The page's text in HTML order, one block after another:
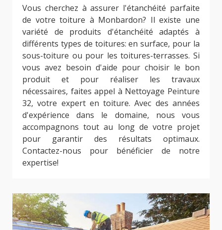
Vous cherchez à assurer l'étanchéité parfaite
de votre toiture à Monbardon? Il existe une
variété de produits d'étanchéité adaptés à
différents types de toitures: en surface, pour la
sous-toiture ou pour les toitures-terrasses. Si
vous avez besoin d'aide pour choisir le bon
produit et pour réaliser les travaux
nécessaires, faites appel à Nettoyage Peinture
32, votre expert en toiture. Avec des années
d'expérience dans le domaine, nous vous
accompagnons tout au long de votre projet
pour garantir des résultats optimaux.
Contactez-nous pour bénéficier de notre
expertise!